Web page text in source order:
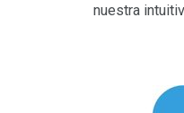
nuestra